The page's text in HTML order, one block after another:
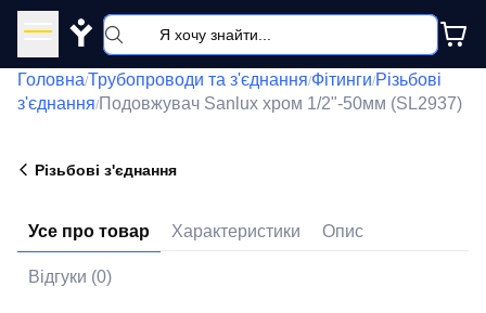
Y
Головна/Трубопроводи та з'єднання/Фітинги/Різьбові
з'єднання/Подовжувач Sanlux хром 1/2"-50мм (SL2937)
Різьбові з'єднання
Усе про товар Характеристики Опис
Відгуки (0)